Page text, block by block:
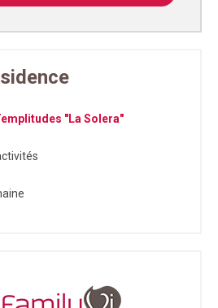
"La Solera"